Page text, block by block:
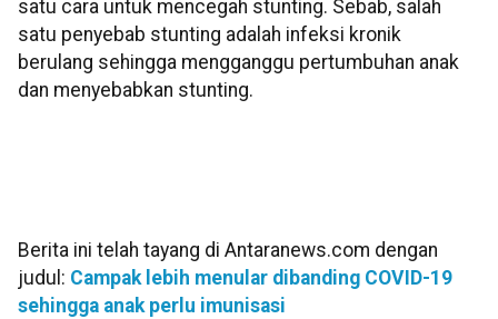
satu cara untuk mencegah stunting. Sebab, salah
satu penyebab stunting adalah infeksi kronik
berulang sehingga mengganggu pertumbuhan anak
dan menyebabkan stunting.
Berita ini telah tayang di Antaranews.com dengan
judul: Campak lebih menular dibanding COVID-19
sehingga anak perlu imunisasi